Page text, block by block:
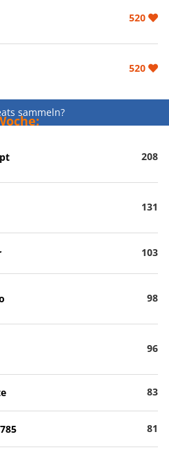
520
520
sammeln?
208
131
103
98
96
83
81